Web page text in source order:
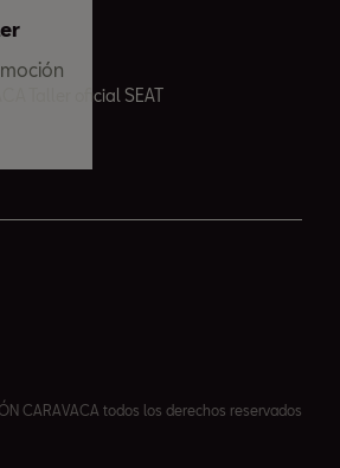
Taller oficial SEAT
CARAVACA todos los derechos reservados